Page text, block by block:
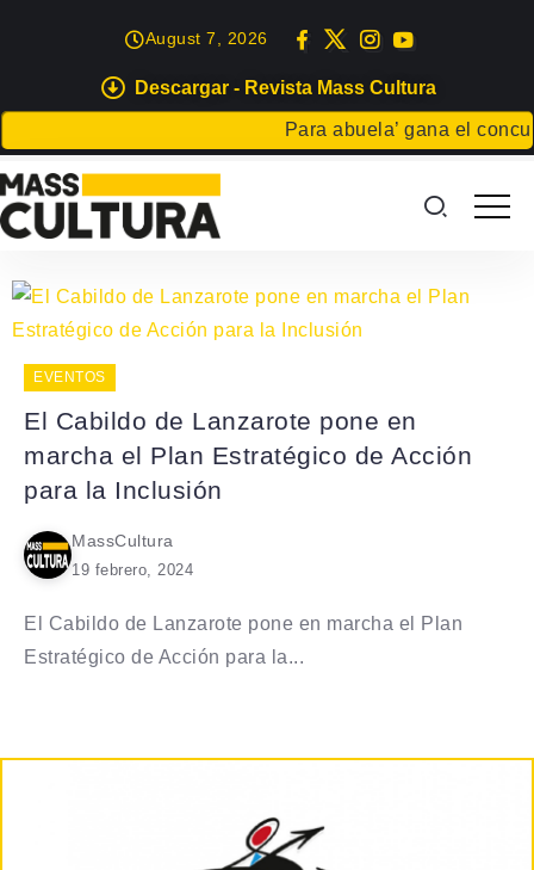
Descargar - Revista Mass Cultura
Para abuela’ gana el
August 7, 2026
EVENTOS
El Cabildo de Lanzarote pone en
marcha el Plan Estratégico de Acción
para la Inclusión
MassCultura
19 febrero, 2024
El Cabildo de Lanzarote pone en marcha el Plan
Estratégico de Acción para la...